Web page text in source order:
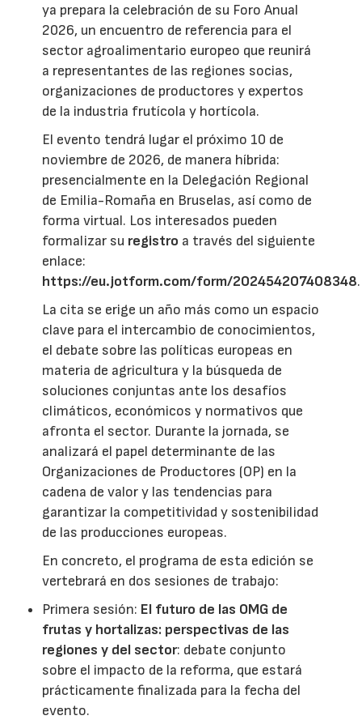
ya prepara la celebración de su Foro Anual
2026, un encuentro de referencia para el
sector agroalimentario europeo que reunirá
a representantes de las regiones socias,
organizaciones de productores y expertos
de la industria frutícola y hortícola.
El evento tendrá lugar el próximo 10 de
noviembre de 2026, de manera híbrida:
presencialmente en la Delegación Regional
de Emilia-Romaña en Bruselas, así como de
forma virtual. Los interesados pueden
formalizar su registro a través del siguiente
enlace:
https://eu.jotform.com/form/202454207408348.
La cita se erige un año más como un espacio
clave para el intercambio de conocimientos,
el debate sobre las políticas europeas en
materia de agricultura y la búsqueda de
soluciones conjuntas ante los desafíos
climáticos, económicos y normativos que
afronta el sector. Durante la jornada, se
analizará el papel determinante de las
Organizaciones de Productores (OP) en la
cadena de valor y las tendencias para
garantizar la competitividad y sostenibilidad
de las producciones europeas.
En concreto, el programa de esta edición se
vertebrará en dos sesiones de trabajo:
Primera sesión: El futuro de las OMG de
frutas y hortalizas: perspectivas de las
regiones y del sector: debate conjunto
sobre el impacto de la reforma, que estará
prácticamente finalizada para la fecha del
evento.